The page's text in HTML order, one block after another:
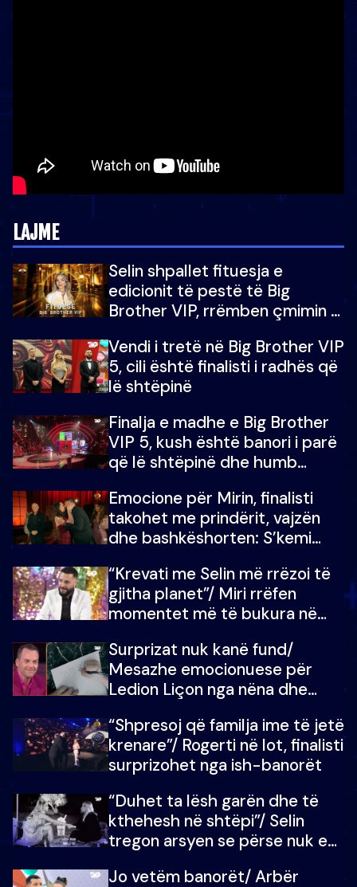
LAJME
Selin shpallet fituesja e
edicionit të pestë të Big
Brother VIP, rrëmben çmimin e
Vendi i tretë në Big Brother VIP
5, cili është finalisti i radhës që
lë shtëpinë
Finalja e madhe e Big Brother
VIP 5, kush është banori i parë
që lë shtëpinë dhe humb
çmimin e madh
Emocione për Mirin, finalisti
takohet me prindërit, vajzën
dhe bashkëshorten: S’kemi
“Krevati me Selin më rrëzoi të
gjitha planet”/ Miri rrëfen
momentet më të bukura në
mungojë zilja e mëngjesit kur…
Surprizat nuk kanë fund/
Mesazhe emocionuese për
Ledion Liçon nga nëna dhe
mban dot lotët: Nuk meritoj…
“Shpresoj që familja ime të jetë
krenare”/ Rogerti në lot, finalisti
surprizohet nga ish-banorët
“Duhet ta lësh garën dhe të
kthehesh në shtëpi”/ Selin
tregon arsyen se përse nuk e
çoja luftën time deri në fund
Jo vetëm banorët/ Arbër